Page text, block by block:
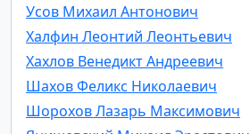
Усов Михаил Антонович
Халфин Леонтий Леонтьевич
Хахлов Венедикт Андреевич
Шахов Феликс Николаевич
Шорохов Лазарь Максимович